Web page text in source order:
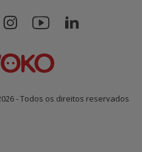
- Todos os direitos reservados